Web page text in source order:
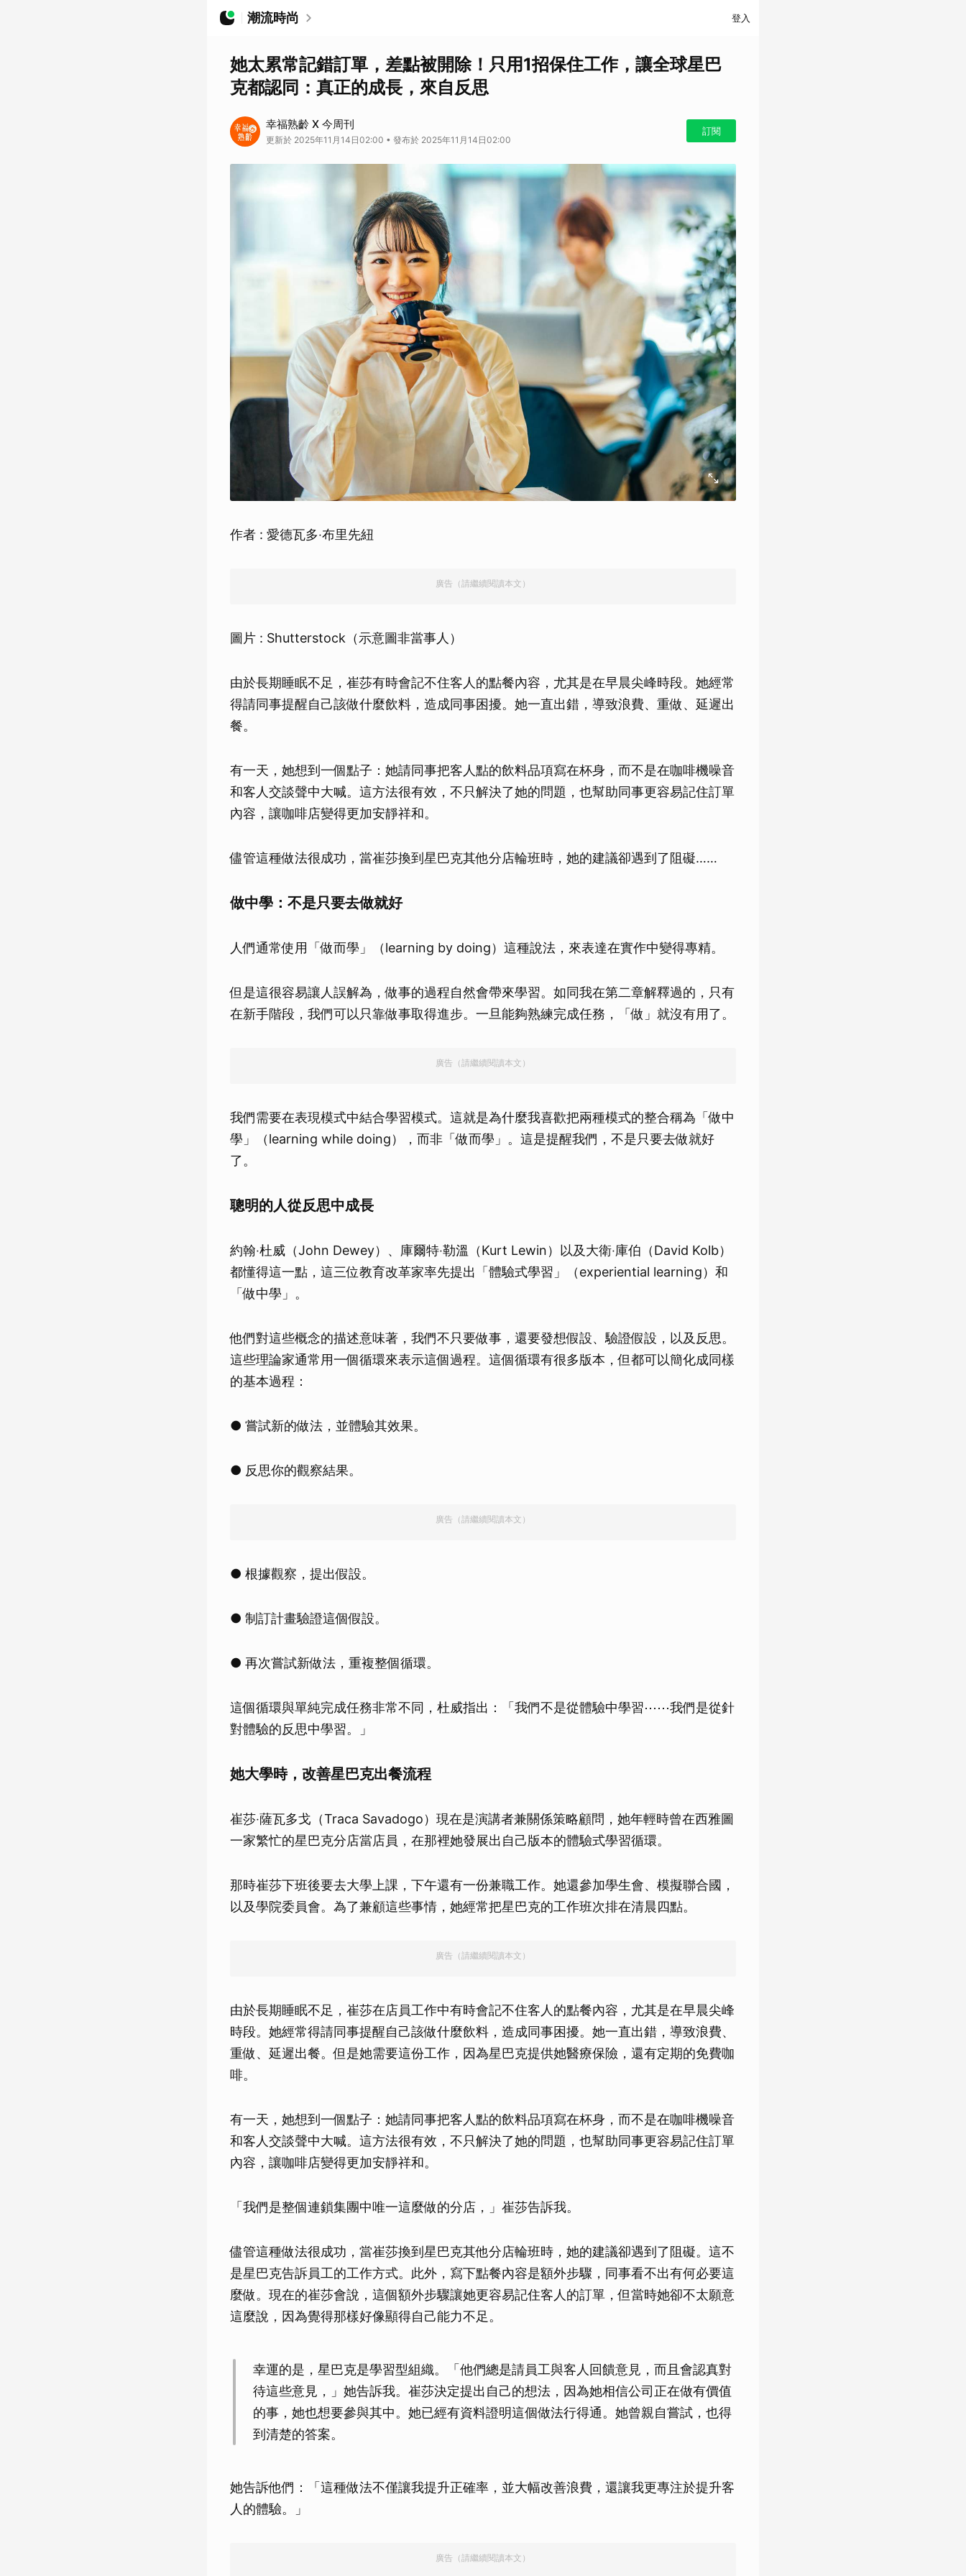
潮流時尚 登入
她太累常記錯訂單，差點被開除！只用1招保住工作，讓全球星巴
克都認同：真正的成長，來自反思
幸福熟齡 X 今周刊
更新於 2025年11月14日02:00 • 發布於 2025年11月14日02:00
訂閱
作者 : 愛德瓦多‧布里先紐
廣告（請繼續閱讀本文）
圖片 : Shutterstock（示意圖非當事人）
由於長期睡眠不足，崔莎有時會記不住客人的點餐內容，尤其是在早晨尖峰時段。她經常
得請同事提醒自己該做什麼飲料，造成同事困擾。她一直出錯，導致浪費、重做、延遲出
餐。
有一天，她想到一個點子：她請同事把客人點的飲料品項寫在杯身，而不是在咖啡機噪音
和客人交談聲中大喊。這方法很有效，不只解決了她的問題，也幫助同事更容易記住訂單
內容，讓咖啡店變得更加安靜祥和。
儘管這種做法很成功，當崔莎換到星巴克其他分店輪班時，她的建議卻遇到了阻礙……
做中學：不是只要去做就好
人們通常使用「做而學」（learning by doing）這種說法，來表達在實作中變得專精。
但是這很容易讓人誤解為，做事的過程自然會帶來學習。如同我在第二章解釋過的，只有
在新手階段，我們可以只靠做事取得進步。一旦能夠熟練完成任務，「做」就沒有用了。
廣告（請繼續閱讀本文）
我們需要在表現模式中結合學習模式。這就是為什麼我喜歡把兩種模式的整合稱為「做中
學」（learning while doing），而非「做而學」。這是提醒我們，不是只要去做就好
了。
聰明的人從反思中成長
約翰‧杜威（John Dewey）、庫爾特‧勒溫（Kurt Lewin）以及大衛‧庫伯（David Kolb）
都懂得這一點，這三位教育改革家率先提出「體驗式學習」（experiential learning）和
「做中學」。
他們對這些概念的描述意味著，我們不只要做事，還要發想假設、驗證假設，以及反思。
這些理論家通常用一個循環來表示這個過程。這個循環有很多版本，但都可以簡化成同樣
的基本過程：
● 嘗試新的做法，並體驗其效果。
● 反思你的觀察結果。
廣告（請繼續閱讀本文）
● 根據觀察，提出假設。
● 制訂計畫驗證這個假設。
● 再次嘗試新做法，重複整個循環。
這個循環與單純完成任務非常不同，杜威指出：「我們不是從體驗中學習⋯⋯我們是從針
對體驗的反思中學習。」
她大學時，改善星巴克出餐流程
崔莎‧薩瓦多戈（Traca Savadogo）現在是演講者兼關係策略顧問，她年輕時曾在西雅圖
一家繁忙的星巴克分店當店員，在那裡她發展出自己版本的體驗式學習循環。
那時崔莎下班後要去大學上課，下午還有一份兼職工作。她還參加學生會、模擬聯合國，
以及學院委員會。為了兼顧這些事情，她經常把星巴克的工作班次排在清晨四點。
廣告（請繼續閱讀本文）
由於長期睡眠不足，崔莎在店員工作中有時會記不住客人的點餐內容，尤其是在早晨尖峰
時段。她經常得請同事提醒自己該做什麼飲料，造成同事困擾。她一直出錯，導致浪費、
重做、延遲出餐。但是她需要這份工作，因為星巴克提供她醫療保險，還有定期的免費咖
啡。
有一天，她想到一個點子：她請同事把客人點的飲料品項寫在杯身，而不是在咖啡機噪音
和客人交談聲中大喊。這方法很有效，不只解決了她的問題，也幫助同事更容易記住訂單
內容，讓咖啡店變得更加安靜祥和。
「我們是整個連鎖集團中唯一這麼做的分店，」崔莎告訴我。
儘管這種做法很成功，當崔莎換到星巴克其他分店輪班時，她的建議卻遇到了阻礙。這不
是星巴克告訴員工的工作方式。此外，寫下點餐內容是額外步驟，同事看不出有何必要這
麼做。現在的崔莎會說，這個額外步驟讓她更容易記住客人的訂單，但當時她卻不太願意
這麼說，因為覺得那樣好像顯得自己能力不足。
幸運的是，星巴克是學習型組織。「他們總是請員工與客人回饋意見，而且會認真對
待這些意見，」她告訴我。崔莎決定提出自己的想法，因為她相信公司正在做有價值
的事，她也想要參與其中。她已經有資料證明這個做法行得通。她曾親自嘗試，也得
到清楚的答案。
她告訴他們：「這種做法不僅讓我提升正確率，並大幅改善浪費，還讓我更專注於提升客
人的體驗。」
廣告（請繼續閱讀本文）